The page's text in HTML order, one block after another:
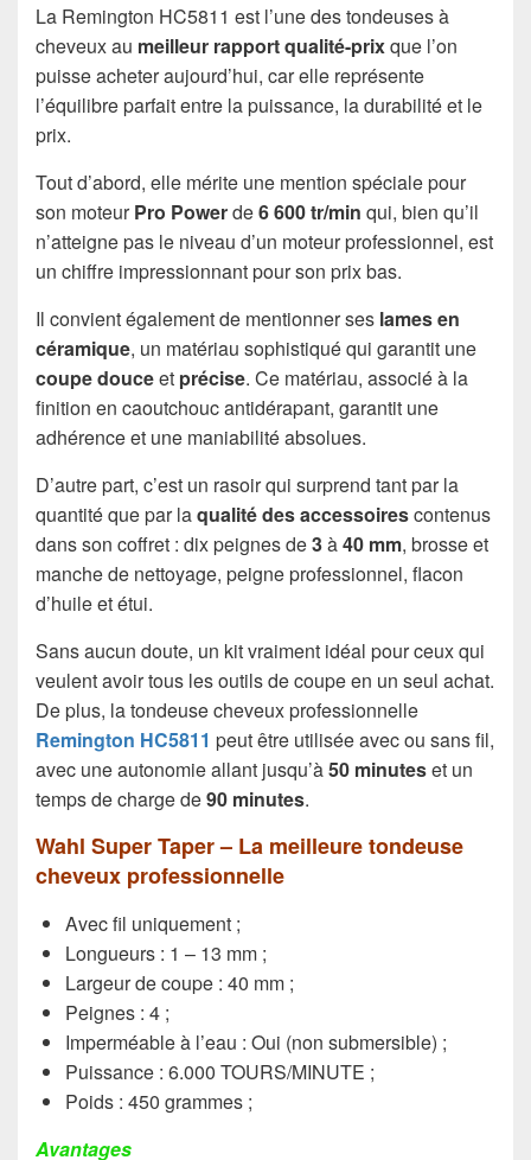
La Remington HC5811 est l’une des tondeuses à
cheveux au meilleur rapport qualité-prixque l’on
puisse acheter aujourd’hui, car elle représente
l’équilibre parfait entre la puissance, la durabilité et le
prix.
Tout d’abord, elle mérite une mention spéciale pour
son moteurPro Powerde6 600 tr/min qui, bien qu’il
n’atteigne pas le niveau d’un moteur professionnel, est
un chiffre impressionnant pour son prix bas.
Il convient également de mentionner ses lames en
céramique, un matériau sophistiqué qui garantit une
coupe douceet précise. Ce matériau, associé à la
finition en caoutchouc antidérapant, garantit une
adhérence et une maniabilité absolues.
D’autre part, c’est un rasoir qui surprend tant par la
quantité que par laqualité des accessoirescontenus
dans son coffret : dix peignes de3à40 mm, brosse et
manche de nettoyage, peigne professionnel, flacon
d’huile et étui.
Sans aucun doute, un kit vraiment idéal pour ceux qui
veulent avoir tous les outils de coupe en un seul achat.
De plus, la tondeuse cheveux professionnelle
Remington HC5811 peut être utilisée avec ou sans fil,
avec une autonomie allant jusqu’à50 minuteset un
temps de charge de90 minutes.
Wahl Super Taper – La meilleure tondeuse
cheveux professionnelle
Avec fil uniquement ;
Longueurs : 1 – 13 mm ;
Largeur de coupe : 40 mm ;
Peignes : 4 ;
Imperméable à l’eau : Oui (non submersible) ;
Puissance : 6.000 TOURS/MINUTE ;
Poids : 450 grammes ;
Avantages